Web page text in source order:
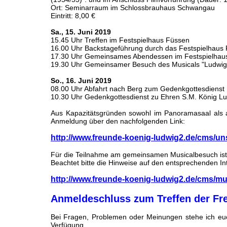
Ort: Seminarraum im Schlossbrauhaus Schwangau
Eintritt: 8,00 €
Sa., 15. Juni 2019
15.45 Uhr Treffen im Festspielhaus Füssen
16.00 Uhr Backstageführung durch das Festspielhaus
17.30 Uhr Gemeinsames Abendessen im
19.30 Uhr Gemeinsamer Besuch des Musicals
So., 16. Juni 2019
08.00 Uhr Abfahrt nach Berg zum Gedenkgottesdienst
10.30 Uhr Gedenkgottesdienst zu Ehren S.M. König
Aus Kapazitätsgründen sowohl im Panoramasaal
Anmeldung über den nachfolgenden Link:
http://www.freunde-koenig-ludwig2.de/cms/
Für die Teilnahme am gemeinsamen Musicalbesuch
Beachtet bitte die Hinweise auf den entsprechenden
http://www.freunde-koenig-ludwig2.de/cms/
Anmeldeschluss zum Treffen der
Bei Fragen, Problemen oder Meinungen stehe ich
Verfügung.